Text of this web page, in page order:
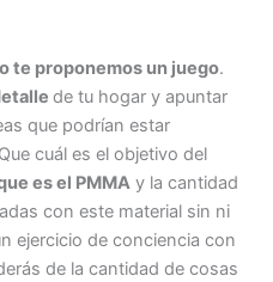
te proponemos un juego.
de tu hogar y apuntar
que podrían estar
cuál es el objetivo del
es el PMMA y la cantidad
con este material sin ni
ejercicio de conciencia con
de la cantidad de cosas